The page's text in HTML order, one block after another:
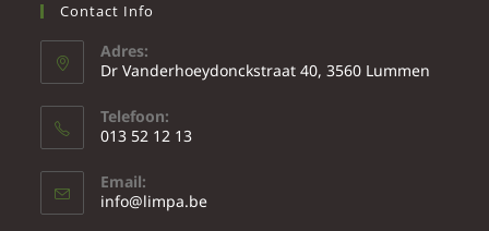
Contact Info
Adres:
Dr Vanderhoeydonckstraat 40, 3560 Lummen
Telefoon:
013 52 12 13
Email:
info@limpa.be